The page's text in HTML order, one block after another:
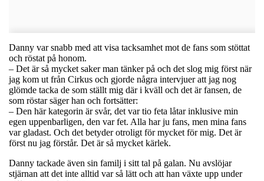
Danny var snabb med att visa tacksamhet mot de fans som stöttat
och röstat på honom.
– Det är så mycket saker man tänker på och det slog mig först när
jag kom ut från Cirkus och gjorde några intervjuer att jag nog
glömde tacka de som ställt mig där i kväll och det är fansen, de
som röstar säger han och fortsätter:
– Den här kategorin är svår, det var tio feta låtar inklusive min
egen uppenbarligen, den var fet. Alla har ju fans, men mina fans
var gladast. Och det betyder otroligt för mycket för mig. Det är
först nu jag förstår. Det är så mycket kärlek.
Danny tackade även sin familj i sitt tal på galan. Nu avslöjar
stjärnan att det inte alltid var så lätt och att han växte upp under